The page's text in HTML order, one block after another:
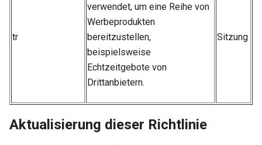
tr
verwendet, um eine Reihe von
Werbeprodukten
bereitzustellen,
beispielsweise
Echtzeitgebote von
Drittanbietern.
Sitzung
Aktualisierung dieser Richtlinie